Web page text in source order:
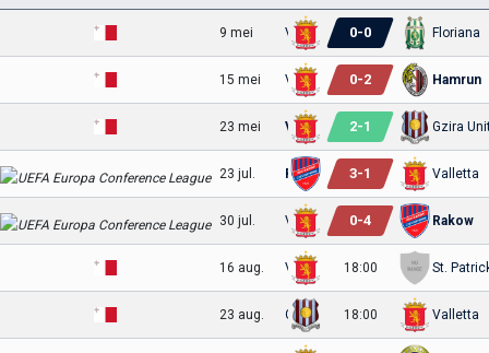
9 mei Valletta 0-0 Floriana
15 mei Valletta 0-2 Hamrun
23 mei Valletta 2-1 Gzira
23 jul. Rakow 3-1 Valletta
30 jul. Valletta 0-4 Rakow
16 aug. Valletta 18:00 St.
23 aug. Gzira United 18:00 Valletta